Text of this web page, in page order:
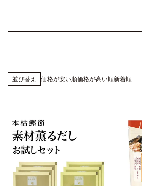
並び替え 価格が安い順価格が高い順新着順